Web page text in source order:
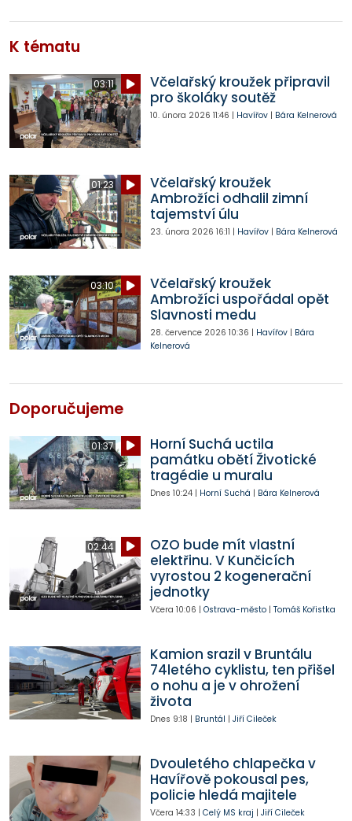
K tématu
03:11
Včelařský kroužek připravil
pro školáky soutěž
10. února 2026 11:46 | Havířov| Bára Kelnerová
01:23
Včelařský kroužek
Ambrožíci odhalil zimní
tajemství úlu
23. února 2026 16:11 | Havířov| Bára Kelnerová
03:10
Včelařský kroužek
Ambrožíci uspořádal opět
Slavnosti medu
28. července 2026 10:36 | Havířov| Bára
Kelnerová
Doporučujeme
01:37
Horní Suchá uctila
památku obětí Životické
tragédie u muralu
Dnes 10:24| Horní Suchá | Bára Kelnerová
02:44
OZO bude mít vlastní
elektřinu. V Kunčicích
vyrostou 2 kogenerační
jednotky
Včera 10:06 | Ostrava-město| Tomáš Kořistka
Kamion srazil v Bruntálu
74letého cyklistu, ten přišel
o nohu a je v ohrožení
života
Dnes 9:18 | Bruntál | Jiří Cileček
Dvouletého chlapečka v
Havířově pokousal pes,
policie hledá majitele
Včera 14:33 | Celý MS kraj | Jiří Cileček